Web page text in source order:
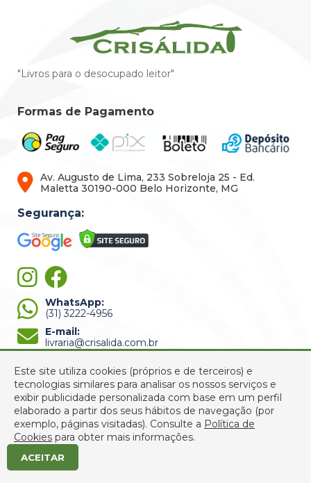
Este site utiliza cookies (próprios e de terceiros) e
tecnologias similares para analisar os nossos serviços e
exibir publicidade personalizada com base em um perfil
elaborado a partir dos seus hábitos de navegação (por
exemplo, páginas visitadas). Consulte a Política de
Cookies para obter mais informações.
ACEITAR
"Livros para o desocupado leitor"
Formas de Pagamento
Av. Augusto de Lima, 233 Sobreloja 25 - Ed.
Maletta 30190-000 Belo Horizonte, MG
Segurança:
WhatsApp:
(31) 3222-4956
E-mail:
livraria@crisalida.com.br
© 2022 Crisálida Livraria - Todos os Direitos Reservados -
CNPJ: 03.310.289/0001-33